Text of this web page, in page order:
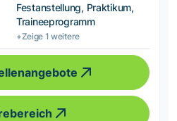
Festanstellung, Praktikum,
Traineeprogramm
+Zeige 1 weitere